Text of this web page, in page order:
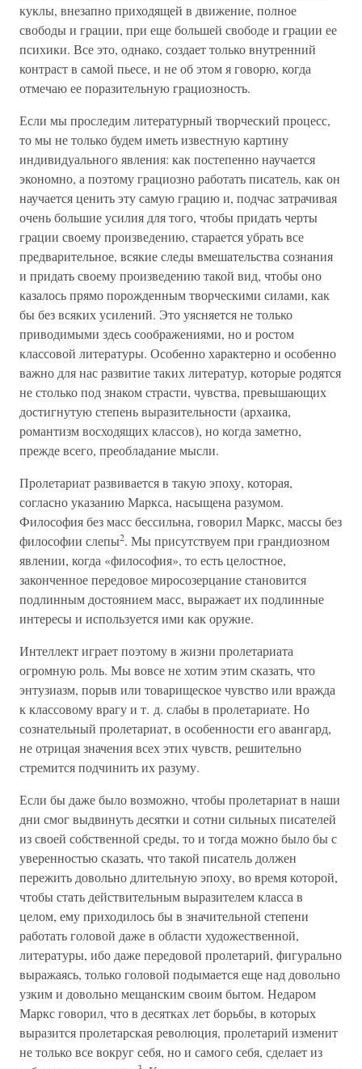
куклы, внезапно приходящей в движение, полное
свободы и грации, при еще большей свободе и грации ее
психики. Все это, однако, создает только внутренний
контраст в самой пьесе, и не об этом я говорю, когда
отмечаю ее поразительную грациозность.
Если мы проследим литературный творческий процесс,
то мы не только будем иметь известную картину
индивидуального явления: как постепенно научается
экономно, а поэтому грациозно работать писатель, как он
научается ценить эту самую грацию и, подчас затрачивая
очень большие усилия для того, чтобы придать черты
грации своему произведению, старается убрать все
предварительное, всякие следы вмешательства сознания
и придать своему произведению такой вид, чтобы оно
казалось прямо порожденным творческими силами, как
бы без всяких усилений. Это уясняется не только
приводимыми здесь соображениями, но и ростом
классовой литературы. Особенно характерно и особенно
важно для нас развитие таких литератур, которые родятся
не столько под знаком страсти, чувства, превышающих
достигнутую степень выразительности (архаика,
романтизм восходящих классов), но когда заметно,
прежде всего, преобладание мысли.
Пролетариат развивается в такую эпоху, которая,
согласно указанию Маркса, насыщена разумом.
Философия без масс бессильна, говорил Маркс, массы без
философии слепы2. Мы присутствуем при грандиозном
явлении, когда «философия», то есть целостное,
законченное передовое миросозерцание становится
подлинным достоянием масс, выражает их подлинные
интересы и используется ими как оружие.
Интеллект играет поэтому в жизни пролетариата
огромную роль. Мы вовсе не хотим этим сказать, что
энтузиазм, порыв или товарищеское чувство или вражда
к классовому врагу и т. д. слабы в пролетариате. Но
сознательный пролетариат, в особенности его авангард,
не отрицая значения всех этих чувств, решительно
стремится подчинить их разуму.
Если бы даже было возможно, чтобы пролетариат в наши
дни смог выдвинуть десятки и сотни сильных писателей
из своей собственной среды, то и тогда можно было бы с
уверенностью сказать, что такой писатель должен
пережить довольно длительную эпоху, во время которой,
чтобы стать действительным выразителем класса в
целом, ему приходилось бы в значительной степени
работать головой даже в области художественной,
литературы, ибо даже передовой пролетарий, фигурально
выражаясь, только головой подымается еще над довольно
узким и довольно мещанским своим бытом. Недаром
Маркс говорил, что в десятках лет борьбы, в которых
выразится пролетарская революция, пролетарий изменит
не только все вокруг себя, но и самого себя, сделает из